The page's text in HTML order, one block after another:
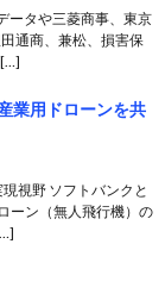
ータや三菱商事、東京
通商、兼松、損害保
[…]
業用ドローンを共
視野 ソフトバンクと
ーン（無人飛行機）の